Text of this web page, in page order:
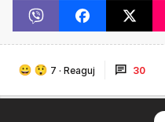
7 · Reaguj 30